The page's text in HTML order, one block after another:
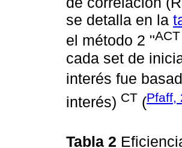
se detalla en la
el método 2 "ACT
cada set de
interés fue
interés) CT (Pfaff,
Tabla 2